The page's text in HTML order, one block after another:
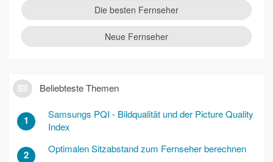
Die besten Fernseher
Neue Fernseher
Beliebteste Themen
1
Samsungs PQI - Bildqualität und der Picture Quality
Index
2 Optimalen Sitzabstand zum Fernseher berechnen